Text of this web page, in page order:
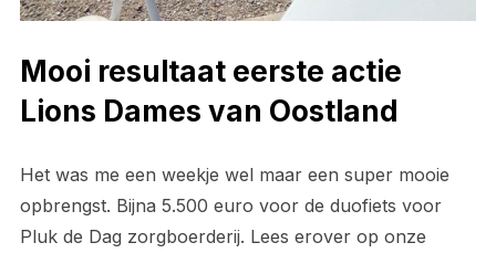
Mooi resultaat eerste actie
Lions Dames van Oostland
Het was me een weekje wel maar een super mooie
opbrengst. Bijna 5.500 euro voor de duofiets voor
Pluk de Dag zorgboerderij. Lees erover op onze